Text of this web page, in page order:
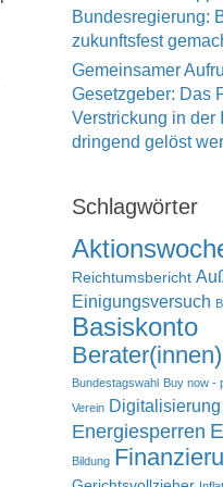
Bundesregierung:
zukunftsfest
Gemeinsamer
Gesetzgeber: Das
Verstrickung in der
dringend gelöst
Schlagwörter
Reichtumsbericht
Einigungsversuch
Basiskonto
Berater(innen)
Bundestagswahl Buy now -
Verein Digitalisierung
Energiesperren
Bildung